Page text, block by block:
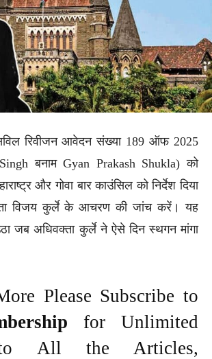
रिवीजन आवेदन संख्या 189 ऑफ 2025
बनाम Gyan Prakash Shukla) को
और गोवा बार काउंसिल को निर्देश दिया
विजय कुर्ले के आचरण की जांच करें। यह
जब अधिवक्ता कुर्ले ने ऐसे दिन स्थगन मांगा
Please Subscribe to
for Unlimited
to All the Articles,